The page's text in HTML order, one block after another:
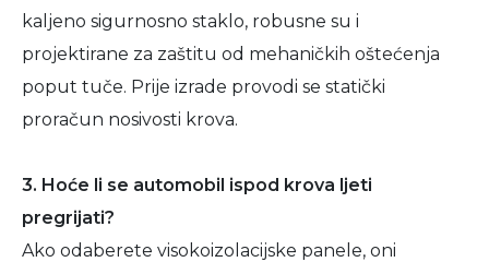
kaljeno sigurnosno staklo, robusne su i
projektirane za zaštitu od mehaničkih oštećenja
poput tuče. Prije izrade provodi se statički
proračun nosivosti krova.
3. Hoće li se automobil ispod krova ljeti
pregrijati?
Ako odaberete visokoizolacijske panele, oni